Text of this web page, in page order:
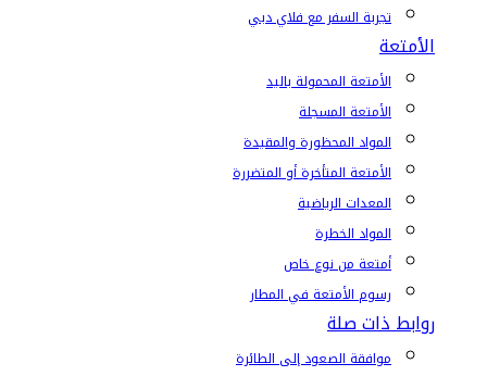
تجربة السفر مع فلاي دبي
الأمتعة
الأمتعة المحمولة باليد
الأمتعة المسجلة
المواد المحظورة والمقيدة
الأمتعة المتأخرة أو المتضررة
المعدات الرياضية
المواد الخطرة
أمتعة من نوع خاص
رسوم الأمتعة في المطار
روابط ذات صلة
موافقة الصعود إلى الطائرة